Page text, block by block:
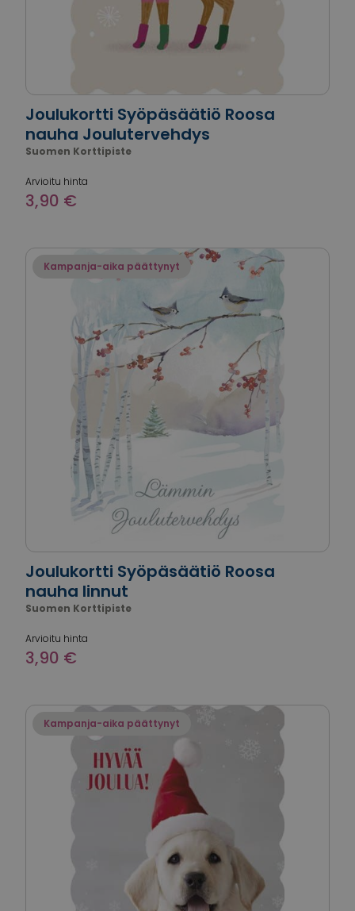
Joulukortti Syöpäsäätiö Roosa
nauha Joulutervehdys
Suomen Korttipiste
Arvioitu hinta
3,90 €
Kampanja-aika päättynyt
Joulukortti Syöpäsäätiö Roosa
nauha linnut
Suomen Korttipiste
Arvioitu hinta
3,90 €
Kampanja-aika päättynyt